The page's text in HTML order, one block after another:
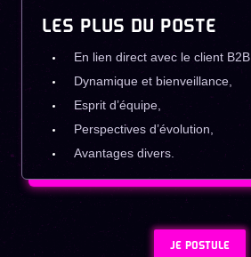
LES PLUS DU POSTE
En lien direct avec le client B2B,
Dynamique et bienveillance,
Esprit d’équipe,
Perspectives d’évolution,
Avantages divers.
JE POSTULE